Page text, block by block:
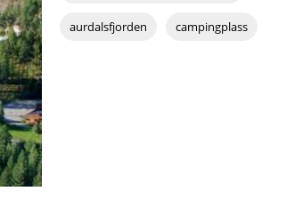
aurdalsfjorden campingplass